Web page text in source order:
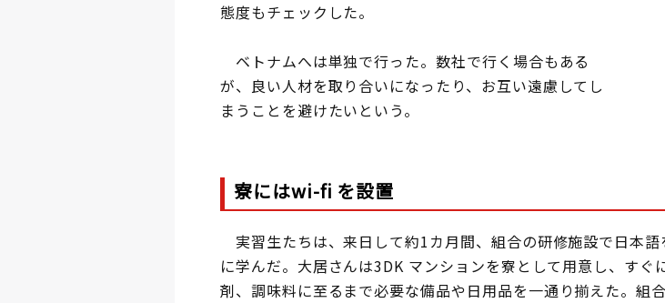
態度もチェックした。
ベトナムへは単独で行った。数社で行く場合もある
が、良い人材を取り合いになったり、お互い遠慮してし
まうことを避けたいという。
寮にはwi-fi を設置
実習生たちは、来日して約1カ月間、組合の研修施設で日本
に学んだ。大居さんは3DK マンションを寮として用意し、す
剤、調味料に至るまで必要な備品や日用品を一通り揃えた。組